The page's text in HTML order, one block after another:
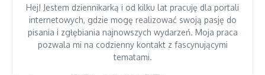
Hej! Jestem dziennikarką i od kilku lat pracuję dla portali
internetowych, gdzie mogę realizować swoją pasję do
pisania i zgłębiania najnowszych wydarzeń. Moja praca
pozwala mi na codzienny kontakt z fascynującymi
tematami.